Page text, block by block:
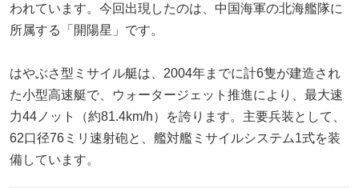
われています。今回出現したのは、中国海軍の北海艦隊に
所属する「開陽星」です。
はやぶさ型ミサイル艇は、2004年までに計6隻が建造され
た小型高速艇で、ウォータージェット推進により、最大速
力44ノット（約81.4km/h）を誇ります。主要兵装として、
62口径76ミリ速射砲と、艦対艦ミサイルシステム1式を装
備しています。